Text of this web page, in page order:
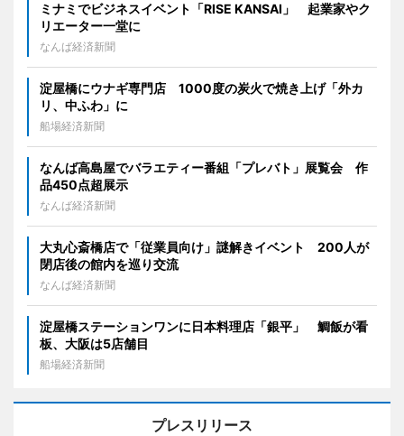
ミナミでビジネスイベント「RISE KANSAI」 起業家やク
リエーター一堂に
なんば経済新聞
淀屋橋にウナギ専門店 1000度の炭火で焼き上げ「外カ
リ、中ふわ」に
船場経済新聞
なんば高島屋でバラエティー番組「プレバト」展覧会 作
品450点超展示
なんば経済新聞
大丸心斎橋店で「従業員向け」謎解きイベント 200人が
閉店後の館内を巡り交流
なんば経済新聞
淀屋橋ステーションワンに日本料理店「銀平」 鯛飯が看
板、大阪は5店舗目
船場経済新聞
プレスリリース